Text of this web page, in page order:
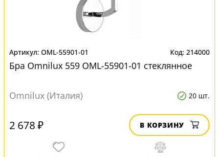
OML-55901-01 214000
Бра Omnilux 559 OML-55901-01 стеклянное
Omnilux (Италия) 20 шт.
2 678 ₽ В КОРЗИНУ